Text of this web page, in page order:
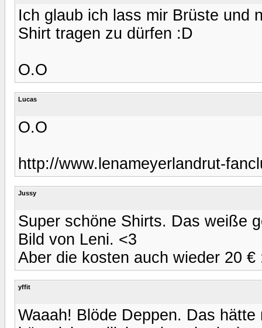
Ich glaub ich lass mir Brüste und
Shirt tragen zu dürfen :D
O.O
Lucas
O.O
http://www.lenameyerlandrut-
Jussy
Super schöne Shirts. Das weiße
Bild von Leni. <3
Aber die kosten auch wieder 20 €
yffit
Waaah! Blöde Deppen. Das